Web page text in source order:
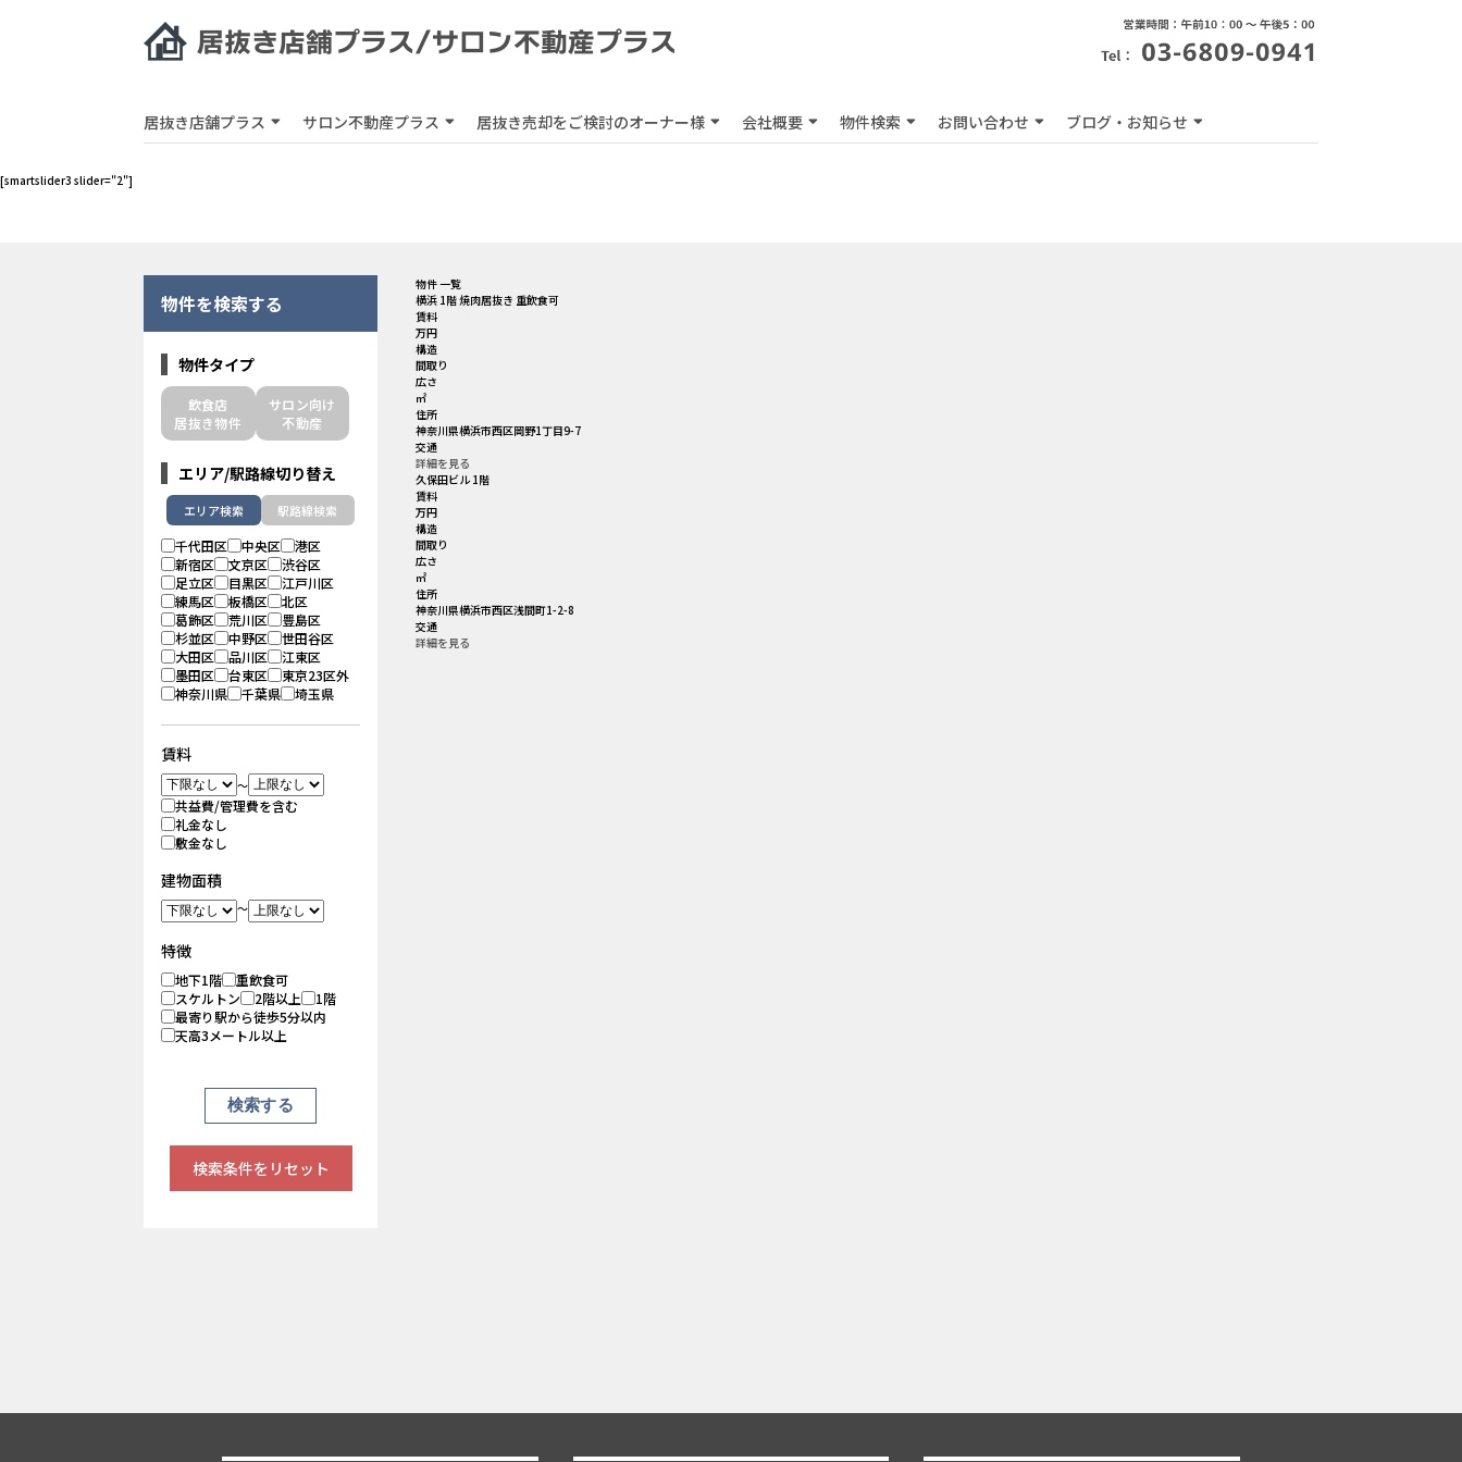
居抜き店舗プラス サロン不動産プラス 居抜き売却をご検討のオーナー様 会社概要 物件検索 お問い合わせ ブログ・お知らせ
[smartslider3 slider="2"]
物件を検索する
物件タイプ
飲食店
居抜き物件
サロン向け
不動産
エリア/駅路線切り替え
エリア検索 駅路線検索
千代田区 中央区
港区
新宿区
文京区
渋谷区
足立区
目黒区
江戸川区
練馬区
板橋区
北区
葛飾区
荒川区
豊島区
杉並区
中野区
世田谷区
大田区
品川区
江東区
墨田区
台東区
東京23区外
神奈川県
千葉県 埼玉県
賃料
～
共益費/管理費を含む
礼金なし
敷金なし
建物面積
～
特徴
地下1階
重飲食可
スケルトン
2階以上
1階
最寄り駅から徒歩5分以内
天高3メートル以上
検索条件をリセット
物件 一覧
横浜 1階 焼肉居抜き 重飲食可
賃料
万円
構造
間取り
広さ
㎡
住所
神奈川県横浜市西区岡野1丁目9-7
交通
詳細を見る
久保田ビル 1階
賃料
万円
構造
間取り
広さ
㎡
住所
神奈川県横浜市西区浅間町1-2-8
交通
詳細を見る